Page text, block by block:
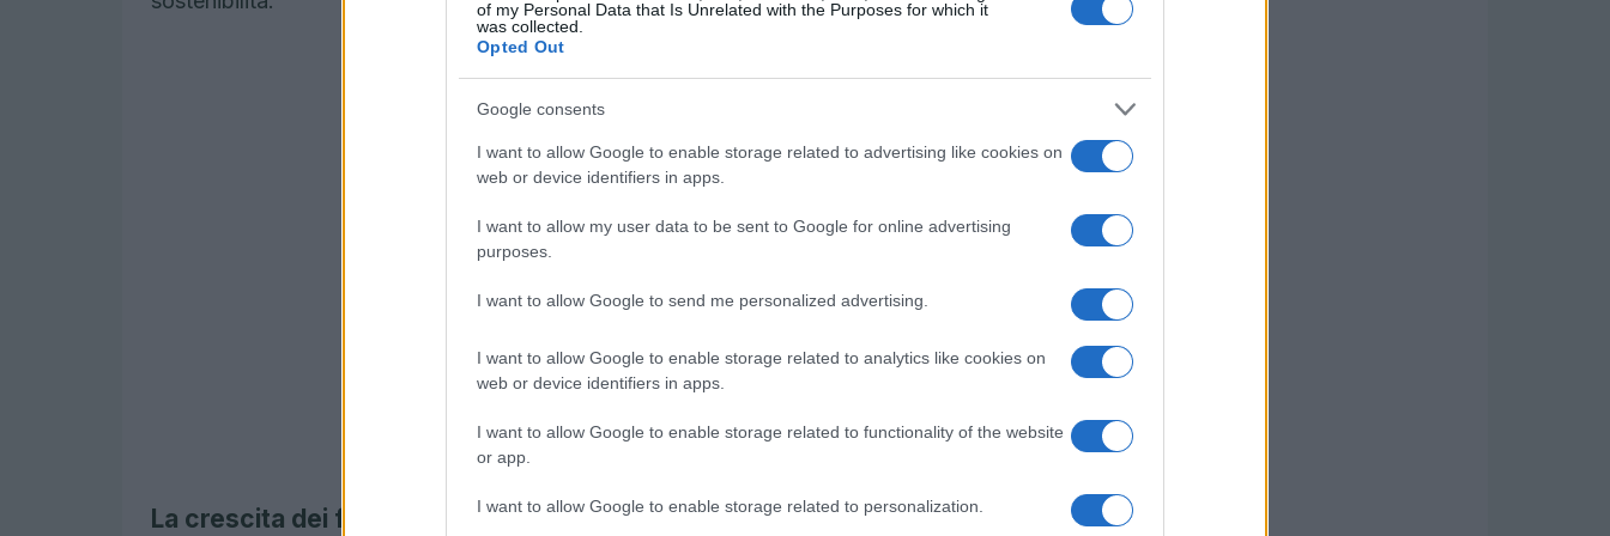
of my Personal Data that Is Unrelated with the Purposes for which it
was collected.
Opted Out
Google consents
I want to allow Google to enable storage related to advertising like cookies on
web or device identifiers in apps.
I want to allow my user data to be sent to Google for online advertising
purposes.
I want to allow Google to send me personalized advertising.
I want to allow Google to enable storage related to analytics like cookies on
web or device identifiers in apps.
I want to allow Google to enable storage related to functionality of the website
or app.
I want to allow Google to enable storage related to personalization.
La crescita dei fondi ESG